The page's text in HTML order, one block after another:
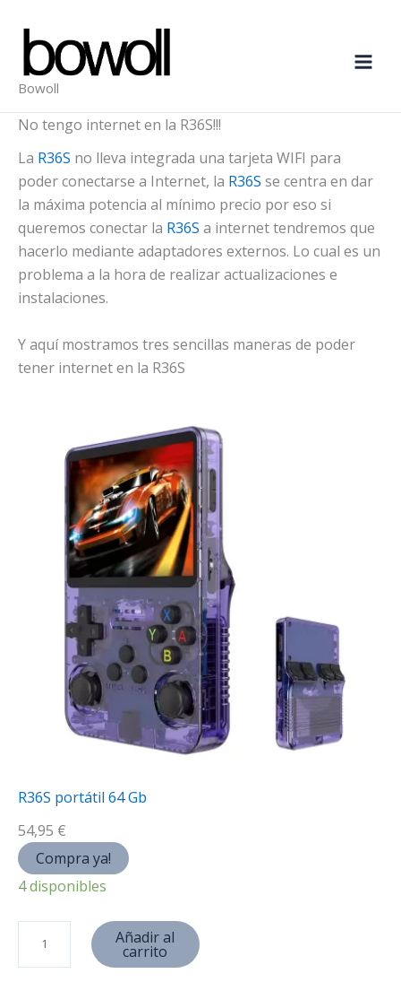
contenido
Bowoll
No tengo internet en la R36S!!!
La R36S no lleva integrada una tarjeta WIFI para
poder conectarse a Internet, la R36S se centra en dar
la máxima potencia al mínimo precio por eso si
queremos conectar la R36S a internet tendremos que
hacerlo mediante adaptadores externos. Lo cual es un
problema a la hora de realizar actualizaciones e
instalaciones.
Y aquí mostramos tres sencillas maneras de poder
tener internet en la R36S
R36S portátil 64 Gb
54,95 €
Compra ya!
4 disponibles
Añadir al
carrito